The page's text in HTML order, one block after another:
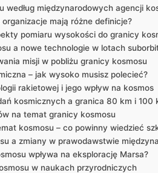
według międzynarodowych agencji
mają różne definicje?
pomiaru wysokości do granicy
a nowe technologie w lotach
misji w pobliżu granicy kosmosu
– jak wysoko musisz polecieć?
rakietowej i jego wpływ na kosmos
kosmicznych a granica 80 km i 100
na temat granicy kosmosu
kosmosu – co powinny wiedzieć
a zmiany w prawodawstwie
wpływa na eksplorację Marsa?
w naukach przyrodniczych